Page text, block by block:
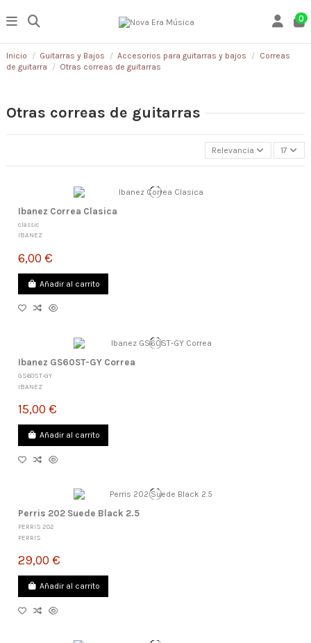
0
Inicio Guitarras y Bajos Accesorios para guitarras y bajos
Correas
de guitarra
Otras correas de guitarras
Otras correas de guitarras
Relevancia 17
Ibanez Correa Clasica
classic
IBANEZ
6,00 €
Añadir al carrito
Ibanez GS60ST-GY Correa
GS60ST-GY
IBANEZ
15,00 €
Añadir al carrito
Perris 202 Suede Black 2.5
PERRIS 202
PERRIS
29,00 €
Añadir al carrito